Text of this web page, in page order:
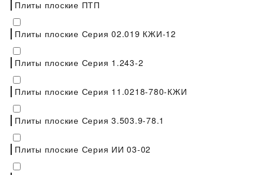
Плиты плоские ПТП
Плиты плоские Серия 02.019 КЖИ-12
Плиты плоские Серия 1.243-2
Плиты плоские Серия 11.0218-780-КЖИ
Плиты плоские Серия 3.503.9-78.1
Плиты плоские Серия ИИ 03-02